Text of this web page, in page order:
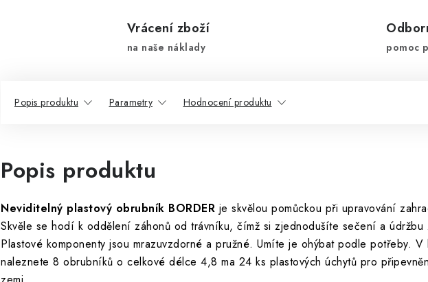
Vrácení zboží
na naše náklady pomoc
Popis produktu Parametry Hodnocení produktu
Popis produktu
Neviditelný plastový obrubník BORDER je skvělou pomůckou při upravování
Skvěle se hodí k oddělení záhonů od trávníku, čímž si zjednodušíte sečení a údržbu
Plastové komponenty jsou mrazuvzdorné a pružné. Umíte je ohýbat podle potřeby. V
naleznete 8 obrubníků o celkové délce 4,8 ma 24 ks plastových úchytů pro